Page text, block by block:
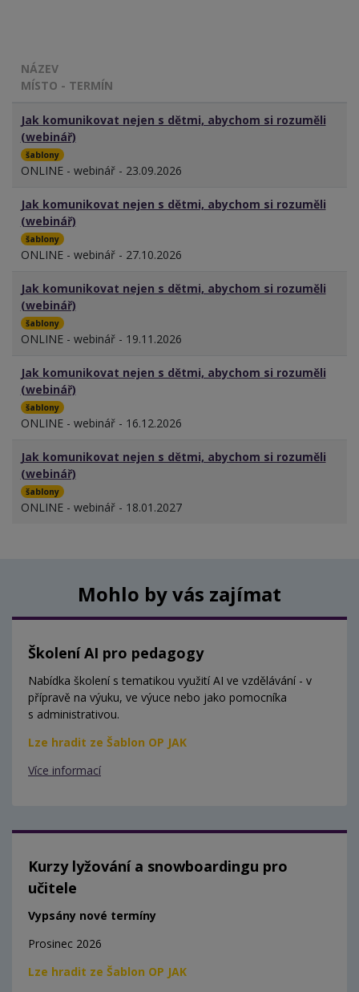
NÁZEV
MÍSTO - TERMÍN
Jak komunikovat nejen s dětmi, abychom si rozuměli
(webinář)
šablony
ONLINE - webinář - 23.09.2026
Jak komunikovat nejen s dětmi, abychom si rozuměli
(webinář)
šablony
ONLINE - webinář - 27.10.2026
Jak komunikovat nejen s dětmi, abychom si rozuměli
(webinář)
šablony
ONLINE - webinář - 19.11.2026
Jak komunikovat nejen s dětmi, abychom si rozuměli
(webinář)
šablony
ONLINE - webinář - 16.12.2026
Jak komunikovat nejen s dětmi, abychom si rozuměli
(webinář)
šablony
ONLINE - webinář - 18.01.2027
Mohlo by vás zajímat
Školení AI pro pedagogy
Nabídka školení s tematikou využití AI ve vzdělávání - v
přípravě na výuku, ve výuce nebo jako pomocníka
s administrativou.
Lze hradit ze Šablon OP JAK
Více informací
Kurzy lyžování a snowboardingu pro
učitele
Vypsány nové termíny
Prosinec 2026
Lze hradit ze Šablon OP JAK